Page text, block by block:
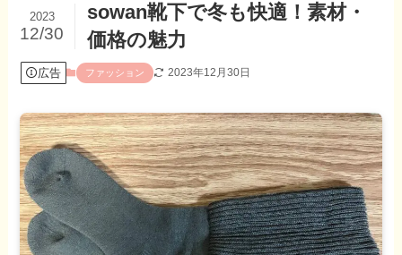
sowan靴下で冬も快適！素材・
価格の魅力
2023
12/30
広告 ファッション 2023年12月30日